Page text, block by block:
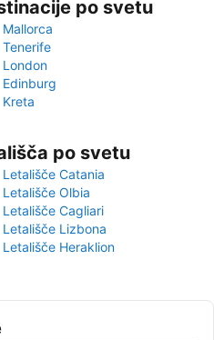
po svetu
Mallorca
Tenerife
London
Edinburg
Kreta
po svetu
Letališče Catania
Letališče Olbia
Letališče Cagliari
Letališče Lizbona
Letališče Heraklion